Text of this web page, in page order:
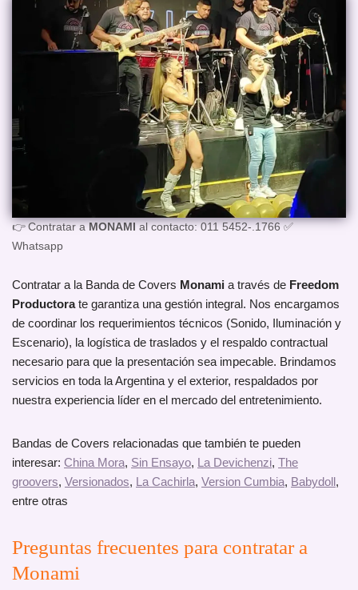
👉 Contratar aMONAMIal contacto: 011 5452-.1766 ✅
Whatsapp
Contratar a la Banda de Covers Monami a través de Freedom
Productorate garantiza una gestión integral. Nos encargamos
de coordinar los requerimientos técnicos (Sonido, Iluminación y
Escenario), la logística de traslados y el respaldo contractual
necesario para que la presentación sea impecable. Brindamos
servicios en toda la Argentina y el exterior, respaldados por
nuestra experiencia líder en el mercado del entretenimiento.
Bandas de Covers relacionadas que también te pueden
interesar: China Mora, Sin Ensayo, La Devichenzi, The
groovers, Versionados, La Cachirla, Version Cumbia, Babydoll,
entre otras
Preguntas frecuentes para contratar a
Monami